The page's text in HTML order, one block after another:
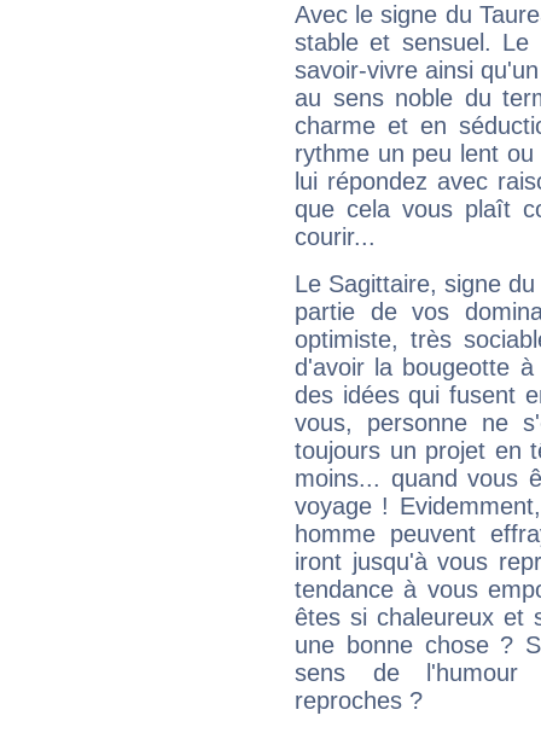
Avec le signe du
stable et sensuel.
savoir-vivre ainsi
au sens noble du
charme et en
rythme un peu lent
lui répondez avec
que cela vous plaît
courir...
Le Sagittaire, signe
partie de vos
optimiste, très
d'avoir la bougeotte
des idées qui fusent
vous, personne ne
toujours un projet en
moins... quand vous
voyage !
homme peuvent
iront jusqu'à vous
tendance à vous
êtes si chaleureux et
une bonne chose ?
sens de l'humour
reproches ?